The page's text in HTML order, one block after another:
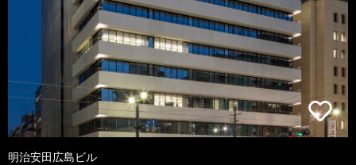
明治安田広島ビル